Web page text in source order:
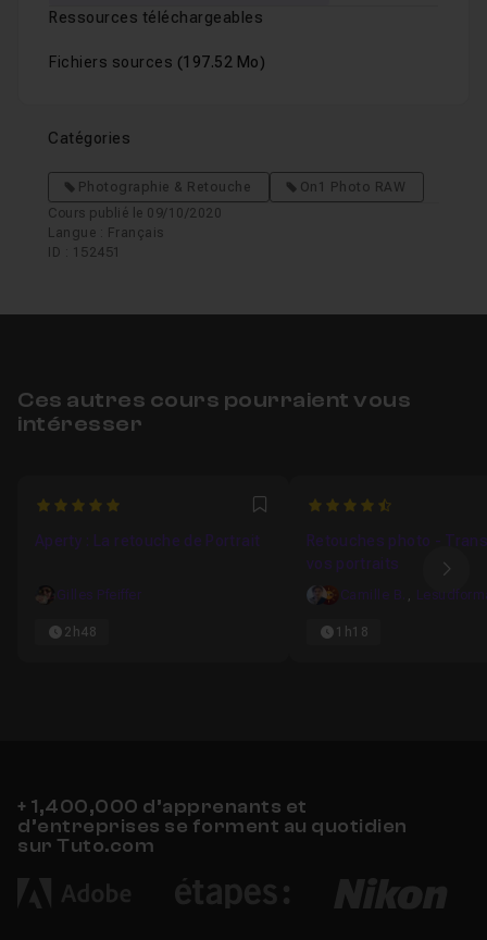
Ressources téléchargeables
Fichiers sources (197.52 Mo)
Catégories
Photographie & Retouche
On1 Photo RAW
Cours publié le 09/10/2020
Langue : Français
ID : 152451
Ces autres cours pourraient vous
intéresser
5 Favori
Aperty : La retouche de Portrait
Gilles Pfeiffer
2h48
4.6428571428571
Retouches photo -
vos portraits
Camille B. ,
1h18
+ 1,400,000 d’apprenants et
d’entreprises se forment au quotidien
sur Tuto.com